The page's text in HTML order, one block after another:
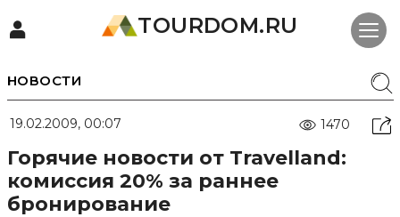
TOURDOM.RU
НОВОСТИ
19.02.2009, 00:07 1470
Горячие новости от Travelland:
комиссия 20% за раннее
бронирование